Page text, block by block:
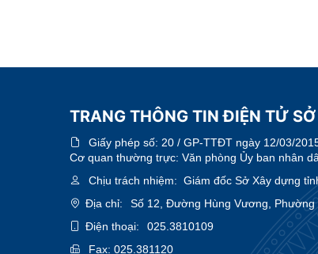
TRANG THÔNG TIN ĐIỆN TỬ
Giấy phép số: 20 / GP-TTĐT ngày 12/03/
Cơ quan thường trực: Văn phòng Ủy ban nhân
Chịu trách nhiệm: Giám đốc Sở Xây dựng
Địa chỉ:
Số 12, Đường Hùng Vương,
Điện thoại:
025.3810109
Fax: 025.381120